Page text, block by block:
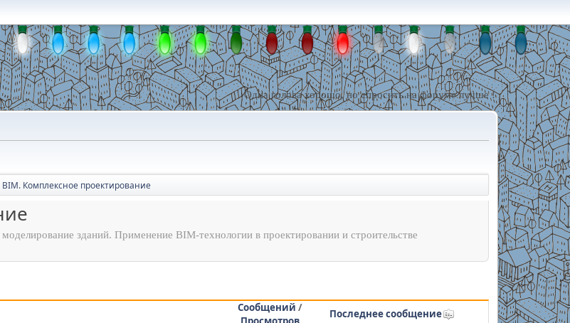
Одна голова хорошо, но спросить на форуме лучше !
BIM. Комплексное проектирование
зданий. Применение BIM-технологии в проектировании и строительстве
Сообщений /
Последнее сообщение